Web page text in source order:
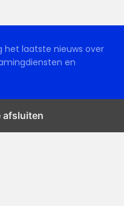
het laatste nieuws over
en
afsluiten